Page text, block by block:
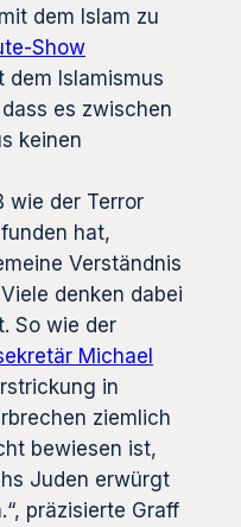
dem Islam zu
Show
dem Islamismus
es zwischen
keinen
wie der Terror
hat,
Verständnis
denken dabei
So wie der
Michael
in
ziemlich
bewiesen ist,
Juden erwürgt
präzisierte Graff